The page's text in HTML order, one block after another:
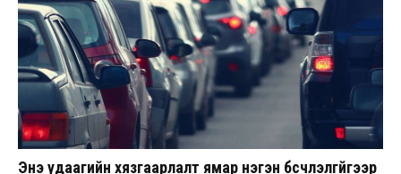
Энэ удаагийн хязгаарлалт ямар нэгэн бүсчлэлгүйгээр